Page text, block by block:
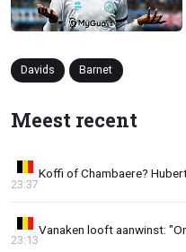
Davids Barnet
Meest recent
Koffi of Chambaere?
23:37
Vanaken looft aanwinst:
23:13